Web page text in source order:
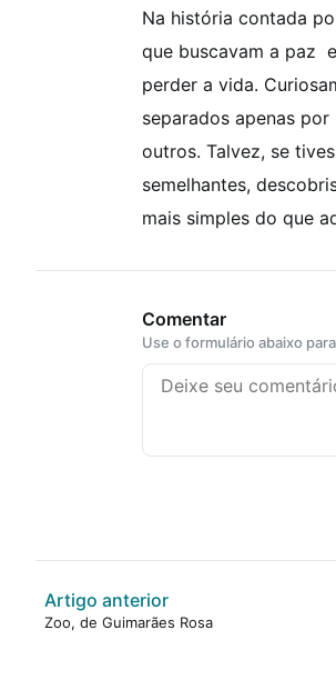
Na história contada
que buscavam a paz
perder a vida.
separados apenas
outros. Talvez, se
semelhantes,
mais simples do que
Comentar
Use o formulário abaixo
Artigo anterior
Zoo, de Guimarães Rosa